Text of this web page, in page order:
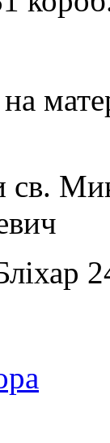
св.